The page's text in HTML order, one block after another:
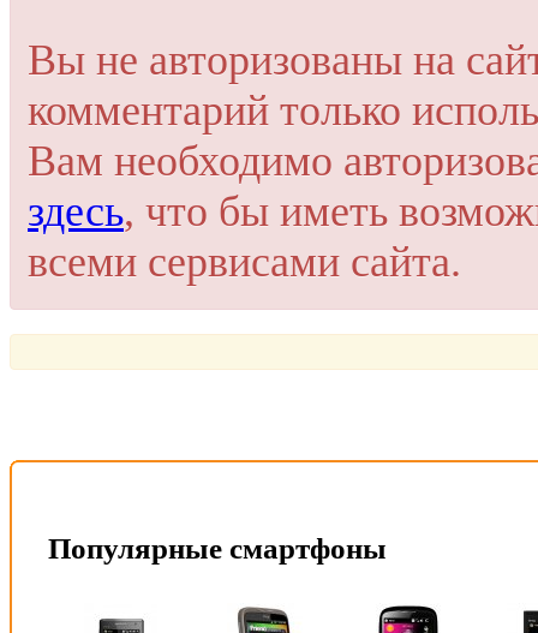
Вы не авторизованы на
комментарий только
Вам необходимо
здесь, что бы иметь
всеми сервисами сайта.
Популярные смартфоны